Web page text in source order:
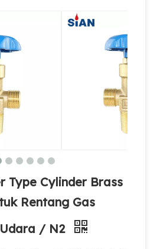
Barbekyu Menggunakan Pressure Relief Brass LPG Valve Katup Oksigen O2 Air N2 Valve
Type Cylinder Brass
Rentang Gas
/ N2